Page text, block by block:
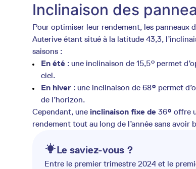
Inclinaison des
Pour optimiser leur rendement, les panneaux
Auterive étant situé à la latitude 43,3,
saisons :
En été : une inclinaison de 15,5° permet
ciel.
En hiver : une inclinaison de 68° permet
de l’horizon.
Cependant, une inclinaison fixe de 36° offre
rendement tout au long de l’année sans avoir
Le saviez-vous ?
Entre le premier trimestre 2024 et le